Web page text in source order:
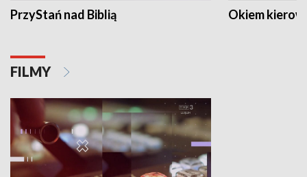
PrzyStań nad Biblią Okiem
FILMY